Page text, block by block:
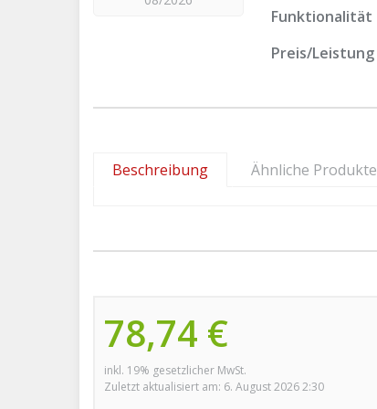
Funktionalität
Preis/Leistung
Beschreibung Ähnliche Produkte
78,74 €
inkl. 19% gesetzlicher MwSt.
Zuletzt aktualisiert am: 6. August 2026 2:30